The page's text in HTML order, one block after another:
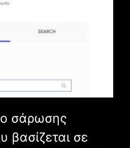
σάρωσης
βασίζεται σε